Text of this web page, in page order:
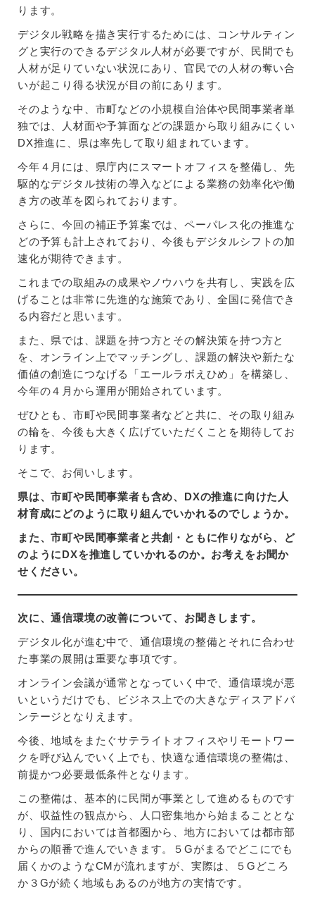
ります。
デジタル戦略を描き実行するためには、コンサルティン
グと実行のできるデジタル人材が必要ですが、民間でも
人材が足りていない状況にあり、官民での人材の奪い合
いが起こり得る状況が目の前にあります。
そのような中、市町などの小規模自治体や民間事業者単
独では、人材面や予算面などの課題から取り組みにくい
DX推進に、県は率先して取り組まれています。
今年４月には、県庁内にスマートオフィスを整備し、先
駆的なデジタル技術の導入などによる業務の効率化や働
き方の改革を図られております。
さらに、今回の補正予算案では、ペーパレス化の推進な
どの予算も計上されており、今後もデジタルシフトの加
速化が期待できます。
これまでの取組みの成果やノウハウを共有し、実践を広
げることは非常に先進的な施策であり、全国に発信でき
る内容だと思います。
また、県では、課題を持つ方とその解決策を持つ方と
を、オンライン上でマッチングし、課題の解決や新たな
価値の創造につなげる「エールラボえひめ」を構築し、
今年の４月から運用が開始されています。
ぜひとも、市町や民間事業者などと共に、その取り組み
の輪を、今後も大きく広げていただくことを期待してお
ります。
そこで、お伺いします。
県は、市町や民間事業者も含め、DXの推進に向けた人
材育成にどのように取り組んでいかれるのでしょうか。
また、市町や民間事業者と共創・ともに作りながら、ど
のようにDXを推進していかれるのか。お考えをお聞か
せください。
次に、通信環境の改善について、お聞きします。
デジタル化が進む中で、通信環境の整備とそれに合わせ
た事業の展開は重要な事項です。
オンライン会議が通常となっていく中で、通信環境が悪
いというだけでも、ビジネス上での大きなディスアドバ
ンテージとなりえます。
今後、地域をまたぐサテライトオフィスやリモートワー
クを呼び込んでいく上でも、快適な通信環境の整備は、
前提かつ必要最低条件となります。
この整備は、基本的に民間が事業として進めるものです
が、収益性の観点から、人口密集地から始まることとな
り、国内においては首都圏から、地方においては都市部
からの順番で進んでいきます。５Gがまるでどこにでも
届くかのようなCMが流れますが、実際は、５Gどころ
か３Gが続く地域もあるのが地方の実情です。